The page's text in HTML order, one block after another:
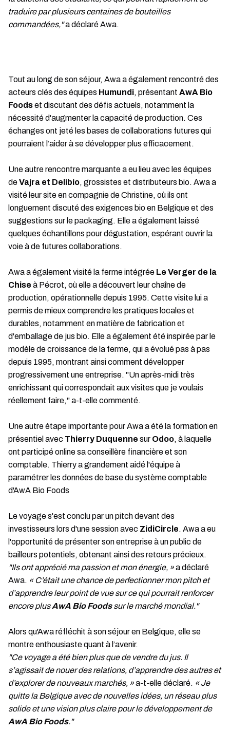
traduire par plusieurs centaines de bouteilles
commandées,"a déclaré Awa.
Tout au long de son séjour, Awa a également rencontré des
acteurs clés des équipes Humundi, présentant AwA Bio
Foodset discutant des défis actuels, notamment la
nécessité d'augmenter la capacité de production. Ces
échanges ont jeté les bases de collaborations futures qui
pourraient l’aider à se développer plus efficacement.
Une autre rencontre marquante a eu lieu avec les équipes
deVajra et Delibio, grossistes et distributeurs bio. Awa a
visité leur site en compagnie de Christine, où ils ont
longuement discuté des exigences bio en Belgique et des
suggestions sur le packaging. Elle a également laissé
quelques échantillons pour dégustation, espérant ouvrir la
voie à de futures collaborations.
Awa a également visité la ferme intégrée Le Verger de la
Chise à Pécrot, où elle a découvert leur chaîne de
production, opérationnelle depuis 1995. Cette visite lui a
permis de mieux comprendre les pratiques locales et
durables, notamment en matière de fabrication et
d'emballage de jus bio. Elle a également été inspirée par le
modèle de croissance de la ferme, qui a évolué pas à pas
depuis 1995, montrant ainsi comment développer
progressivement une entreprise. "Un après-midi très
enrichissant qui correspondait aux visites que je voulais
réellement faire," a-t-elle commenté.
Une autre étape importante pour Awa a été la formation en
présentiel avec Thierry Duquenne sur Odoo, à laquelle
ont participé online sa conseillère financière et son
comptable. Thierry a grandement aidé l'équipe à
paramétrer les données de base du système comptable
d'AwA Bio Foods
Le voyage s'est conclu par un pitch devant des
investisseurs lors d'une session avec ZidiCircle. Awa a eu
l'opportunité de présenter son entreprise à un public de
bailleurs potentiels, obtenant ainsi des retours précieux.
"Ils ont apprécié ma passion et mon énergie, »a déclaré
Awa. « C’était une chance de perfectionner mon pitch et
d’apprendre leur point de vue sur ce qui pourrait renforcer
encore plusAwA Bio Foodssur le marché mondial."
Alors qu'Awa réfléchit à son séjour en Belgique, elle se
montre enthousiaste quant à l’avenir.
"Ce voyage a été bien plus que de vendre du jus. Il
s’agissait de nouer des relations, d’apprendre des autres et
d’explorer de nouveaux marchés, »a-t-elle déclaré. « Je
quitte la Belgique avec de nouvelles idées, un réseau plus
solide et une vision plus claire pour le développement de
AwA Bio Foods."